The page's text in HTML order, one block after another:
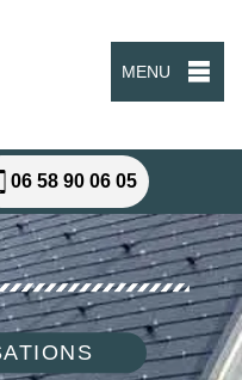
MENU
06 58 90 06 05